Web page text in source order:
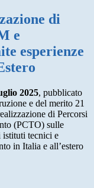
di
e
esperienze
2025, pubblicato
e del merito 21
di Percorsi
(PCTO) sulle
tecnici e
in Italia e all’estero